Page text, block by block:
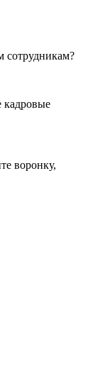
сотрудникам?
кадровые
воронку,